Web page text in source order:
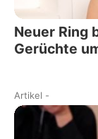
Neuer Ring
Gerüchte
Artikel -